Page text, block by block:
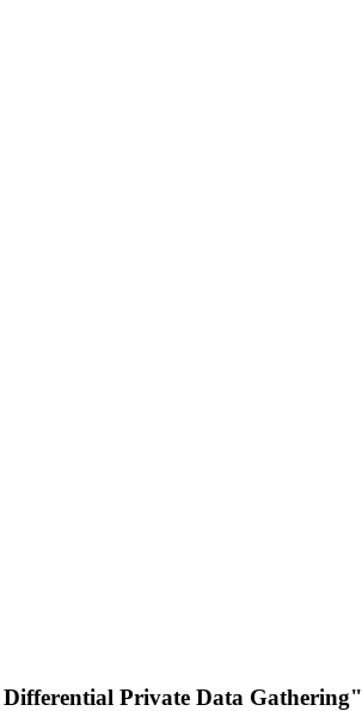
Private Data Gathering"